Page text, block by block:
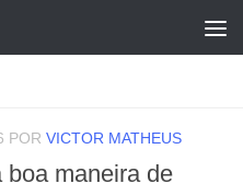
POR VICTOR MATHEUS
boa maneira de